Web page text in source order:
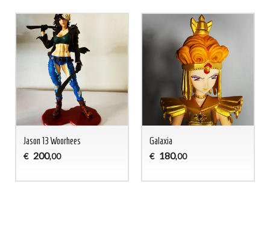
Jason 13 Woorhees
€ 200,00
Galaxia
€ 180,00